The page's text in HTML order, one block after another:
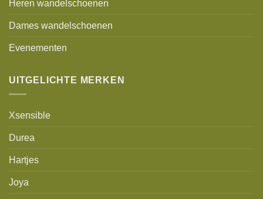
Heren wandelschoenen
Dames wandelschoenen
Evenementen
UITGELICHTE MERKEN
Xsensible
Durea
Hartjes
Joya